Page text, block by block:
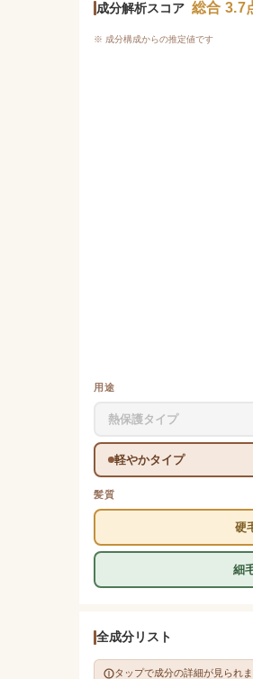
成分解析スコア 総合 3.7
※ 成分構成からの推定値です
用途
熱保護タイプ
軽やかタイプ
髪質
硬
細
全成分リスト
タップで成分の詳細が見られ